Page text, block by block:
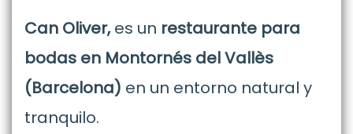
Can Oliver,es un restaurante para
bodas en Montornés del Vallès
(Barcelona) en un entorno natural y
tranquilo.